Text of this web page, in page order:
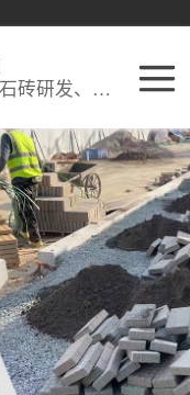
陶瓷透水砖,透水砖厂家,仿石砖研发、销售:环保透水砖、仿古砖